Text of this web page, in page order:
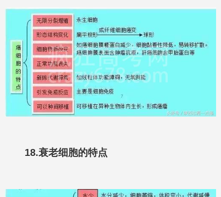
18.衰老细胞的特点